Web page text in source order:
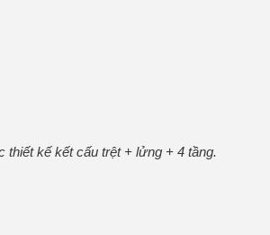
thiết kế kết cấu trệt + lửng + 4 tầng.